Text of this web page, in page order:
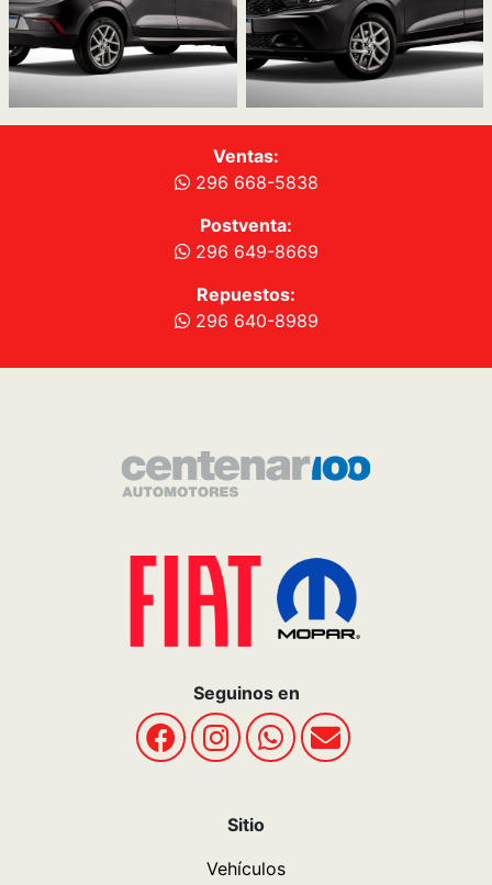
Ventas:
296 668-5838
Postventa:
296 649-8669
Repuestos:
296 640-8989
Seguinos en
Sitio
Vehículos